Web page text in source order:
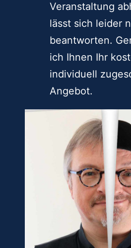
Veranstaltung
lässt sich leider
beantworten.
ich Ihnen Ihr
individuell
Angebot.